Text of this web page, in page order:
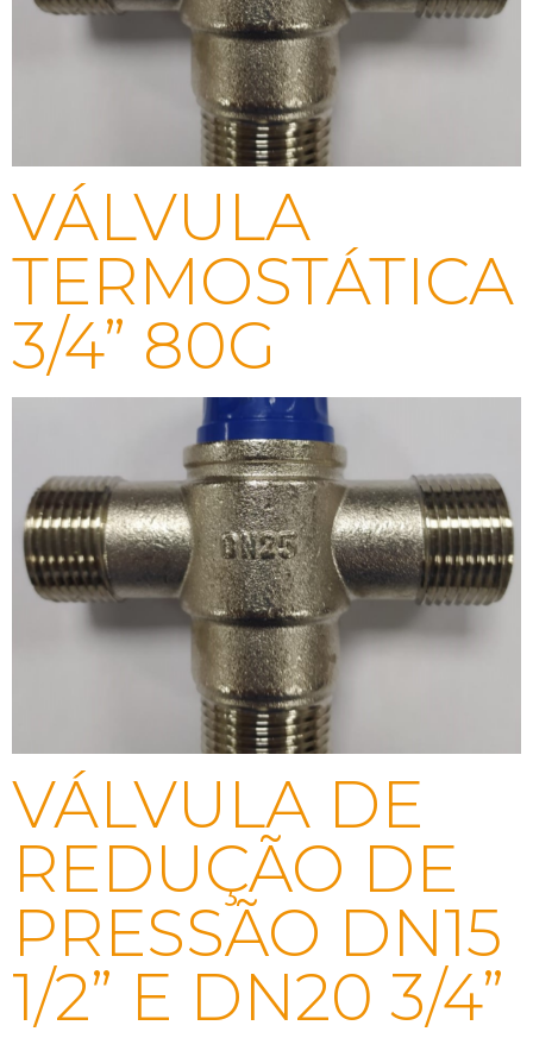
VÁLVULA
TERMOSTÁTICA
3/4” 80G
VÁLVULA DE
REDUÇÃO DE
PRESSÃO DN15
1/2” E DN20 3/4”